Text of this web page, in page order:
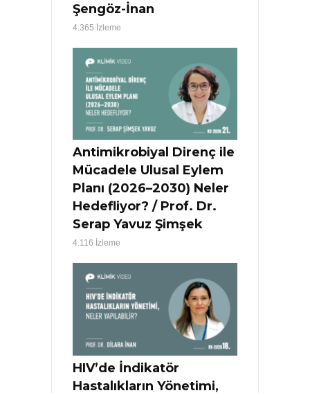
Şengöz-İnan
4.365 İzleme
Antimikrobiyal Direnç ile
Mücadele Ulusal Eylem
Planı (2026–2030) Neler
Hedefliyor? / Prof. Dr.
Serap Yavuz Şimşek
4.116 İzleme
HIV’de İndikatör
Hastalıkların Yönetimi,